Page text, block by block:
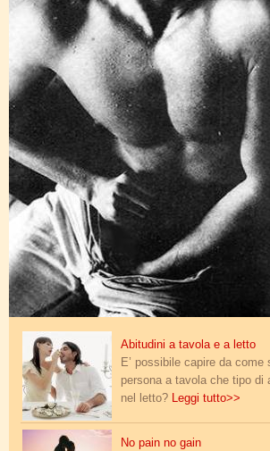
tavola_e_letto.jpgAbitudini a tavola e a letto
E’ possibile capire da come
persona a tavola che tipo di
nel letto? Leggi tutto>>
amore.jpg
No pain no gain